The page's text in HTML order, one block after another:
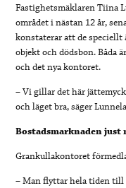
Fastighetsmäklaren Tiina
området i nästan 12 år,
konstaterar att de
objekt och dödsbon. Båda
och det nya kontoret.
– Vi gillar det här
och läget bra, säger
Bostadsmarknaden just
Grankullakontoret
– Man flyttar hela tiden